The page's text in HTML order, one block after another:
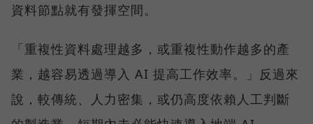
資料節點就有發揮空間。
「重複性資料處理越多，或重複性動作越多的產
業，越容易透過導入 AI 提高工作效率。」反過來
說，較傳統、人力密集，或仍高度依賴人工判斷